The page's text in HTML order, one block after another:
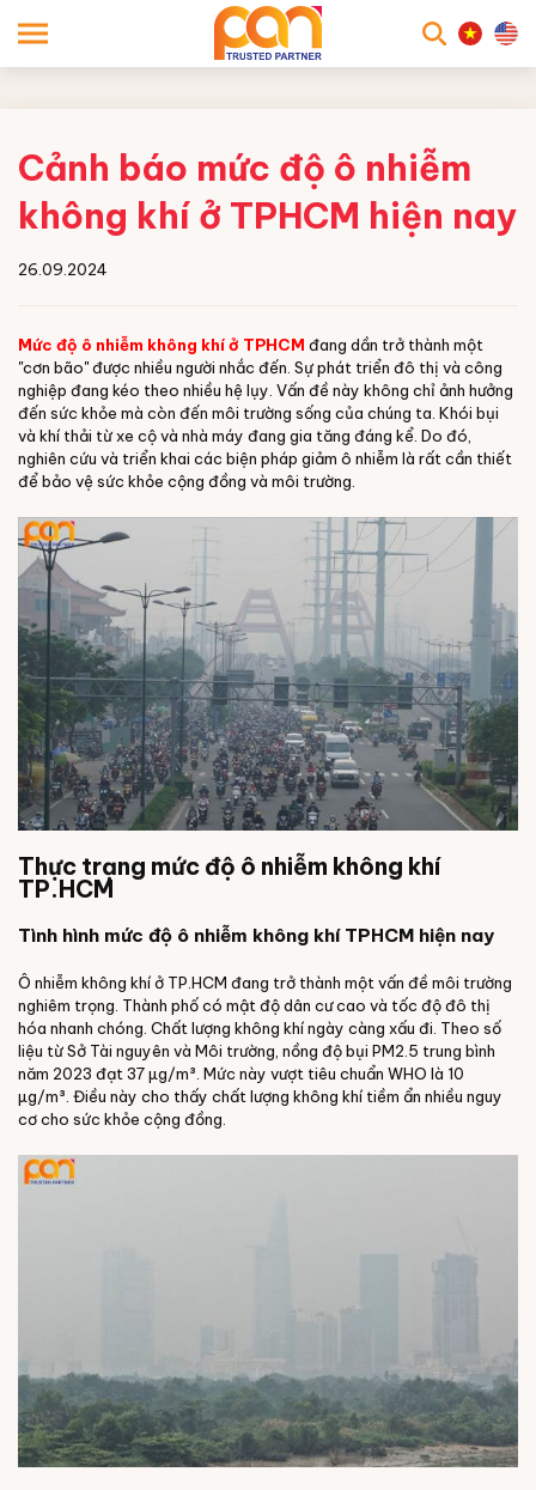
Cảnh báo mức độ ô nhiễm
không khí ở TPHCM hiện nay
26.09.2024
Mức độ ô nhiễm không khí ở TPHCM đang dần trở thành một
"cơn bão" được nhiều người nhắc đến. Sự phát triển đô thị và công
nghiệp đang kéo theo nhiều hệ lụy. Vấn đề này không chỉ ảnh hưởng
đến sức khỏe mà còn đến môi trường sống của chúng ta. Khói bụi
và khí thải từ xe cộ và nhà máy đang gia tăng đáng kể. Do đó,
nghiên cứu và triển khai các biện pháp giảm ô nhiễm là rất cần thiết
để bảo vệ sức khỏe cộng đồng và môi trường.
Thực trạng mức độ ô nhiễm không khí
TP.HCM
Tình hình mức độ ô nhiễm không khí TPHCM hiện nay
Ô nhiễm không khí ở TP.HCM đang trở thành một vấn đề môi trường
nghiêm trọng. Thành phố có mật độ dân cư cao và tốc độ đô thị
hóa nhanh chóng. Chất lượng không khí ngày càng xấu đi. Theo số
liệu từ Sở Tài nguyên và Môi trường, nồng độ bụi PM2.5 trung bình
năm 2023 đạt 37 µg/m³. Mức này vượt tiêu chuẩn WHO là 10
µg/m³. Điều này cho thấy chất lượng không khí tiềm ẩn nhiều nguy
cơ cho sức khỏe cộng đồng.